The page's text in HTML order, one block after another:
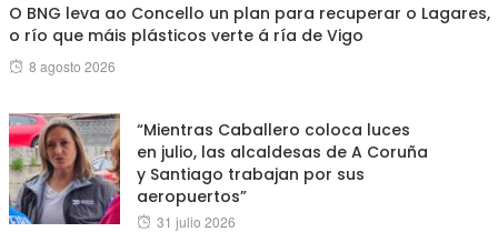
O BNG leva ao Concello un plan para recuperar o Lagares,
o río que máis plásticos verte á ría de Vigo
Posted
8 agosto 2026
“Mientras Caballero coloca luces
en julio, las alcaldesas de A Coruña
y Santiago trabajan por sus
aeropuertos”
Posted
31 julio 2026